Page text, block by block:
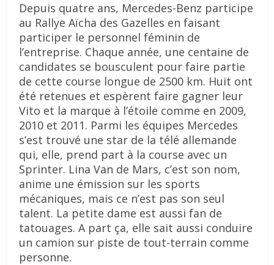
Depuis quatre ans, Mercedes-Benz participe
au Rallye Aïcha des Gazelles en faisant
participer le personnel féminin de
l’entreprise. Chaque année, une centaine de
candidates se bousculent pour faire partie
de cette course longue de 2500 km. Huit ont
été retenues et espèrent faire gagner leur
Vito et la marque à l’étoile comme en 2009,
2010 et 2011. Parmi les équipes Mercedes
s’est trouvé une star de la télé allemande
qui, elle, prend part à la course avec un
Sprinter. Lina Van de Mars, c’est son nom,
anime une émission sur les sports
mécaniques, mais ce n’est pas son seul
talent. La petite dame est aussi fan de
tatouages. A part ça, elle sait aussi conduire
un camion sur piste de tout-terrain comme
personne.